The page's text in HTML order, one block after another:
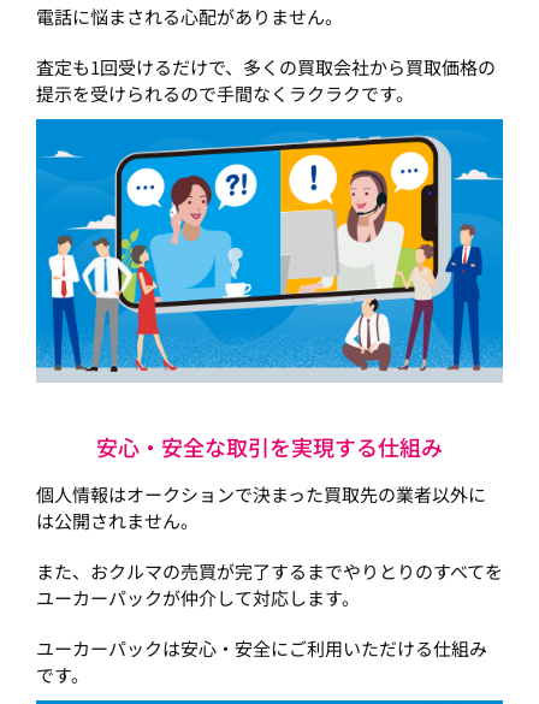
電話に悩まされる心配がありません。
査定も1回受けるだけで、多くの買取会社から買取価格の
提示を受けられるので手間なくラクラクです。
安心・安全な取引を実現する仕組み
個人情報はオークションで決まった買取先の業者以外に
は公開されません。
また、おクルマの売買が完了するまでやりとりのすべてを
ユーカーパックが仲介して対応します。
ユーカーパックは安心・安全にご利用いただける仕組み
です。